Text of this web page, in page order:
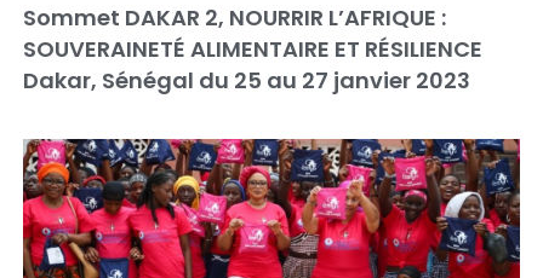
Sommet DAKAR 2, NOURRIR L’AFRIQUE :
SOUVERAINETÉ ALIMENTAIRE ET RÉSILIENCE
Dakar, Sénégal du 25 au 27 janvier 2023